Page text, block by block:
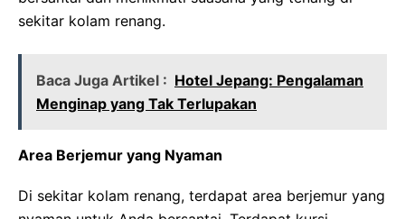
sekitar kolam renang.
Baca Juga Artikel : Hotel Jepang: Pengalaman
Menginap yang Tak Terlupakan
Area Berjemur yang Nyaman
Di sekitar kolam renang, terdapat area berjemur yang